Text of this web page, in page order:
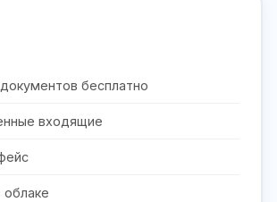
бесплатно
входящие
облаке